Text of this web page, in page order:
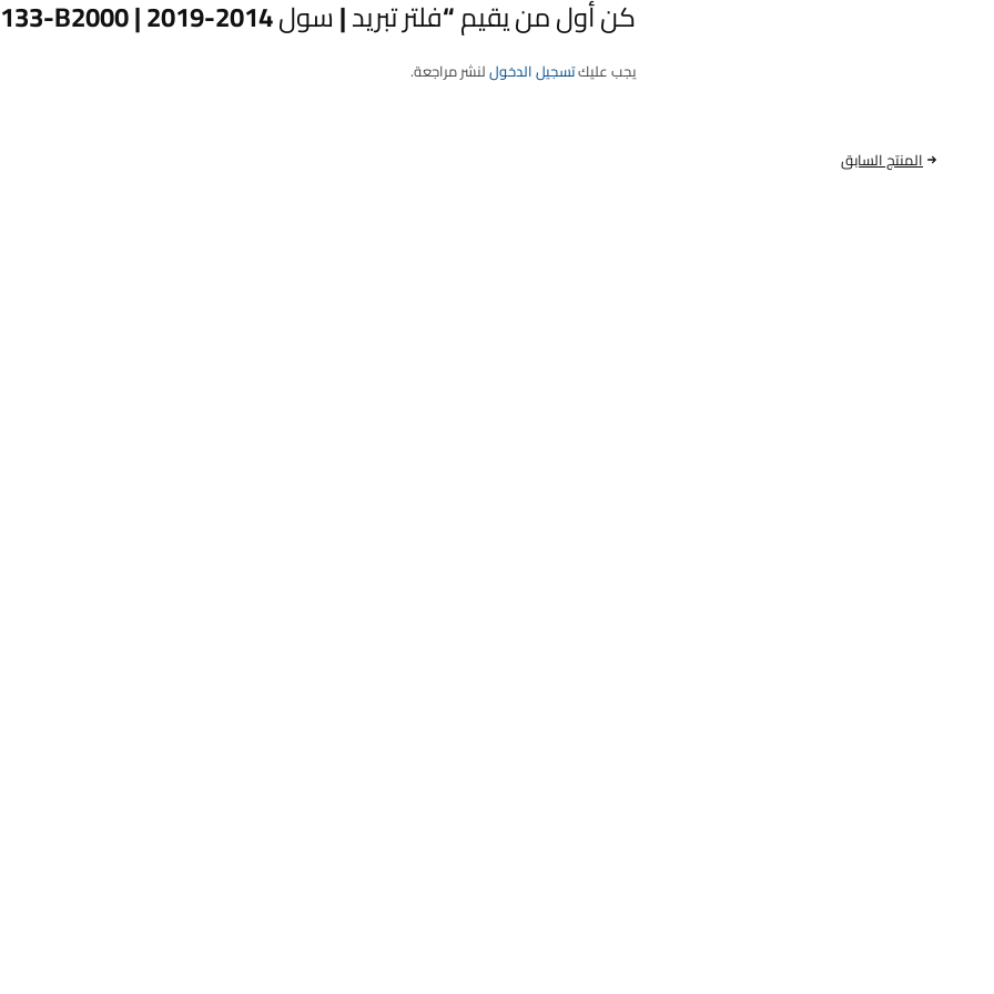
كن أول من يقيم “فلتر تبريد | سول 2014-2019 | TUROk | 97133-B2000”
يجب عليكتسجيل الدخوللنشر مراجعة.
المنتج السابق